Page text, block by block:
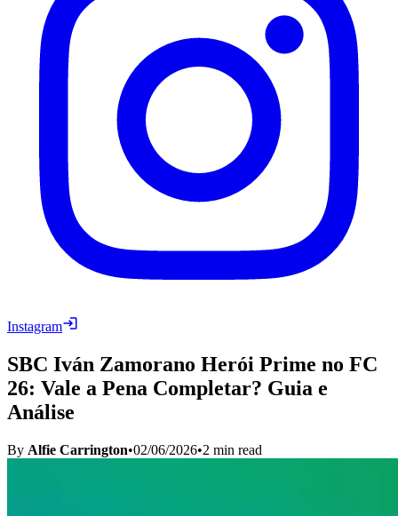
Instagram
SBC Iván Zamorano Herói Prime no FC
26: Vale a Pena Completar? Guia e
Análise
By Alfie Carrington•02/06/2026•2 min read